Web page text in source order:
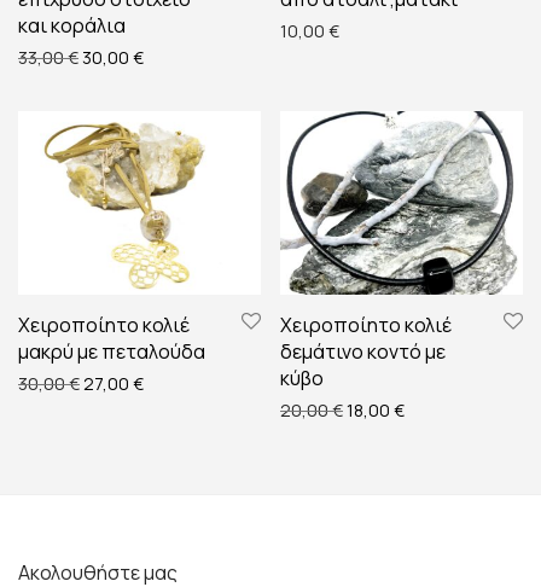
και κοράλια
33,00€ Original price was: 33,00 €.
30,00 €Η τρέχουσα τιμή είναι: 30,00 €.
10,00 €
Χειροποίητο κολιέ
μακρύ με πεταλούδα
30,00€ Original price was: 30,00 €.
27,00 €Η τρέχουσα τιμή είναι: 27,00 €.
Χειροποίητο κολιέ
δεμάτινο κοντό με
κύβο
20,00€Original price was:
18,00 €Η τρέχουσα τιμή
Ακολουθήστε μας